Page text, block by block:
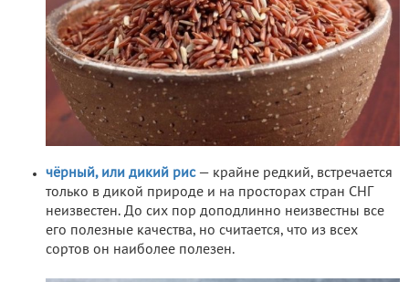
чёрный, или дикий рис— крайне редкий, встречается
только в дикой природе и на просторах стран СНГ
неизвестен. До сих пор доподлинно неизвестны все
его полезные качества, но считается, что из всех
сортов он наиболее полезен.